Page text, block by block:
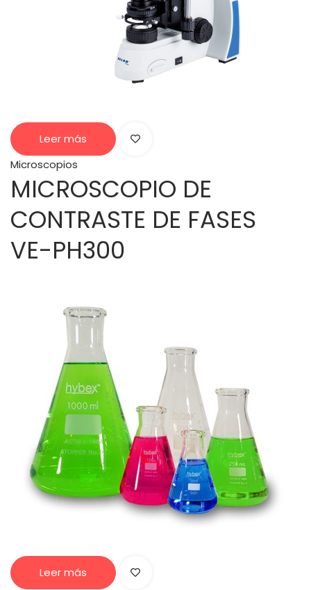
Leer más
Microscopios
MICROSCOPIO DE
CONTRASTE DE FASES
VE-PH300
Leer más